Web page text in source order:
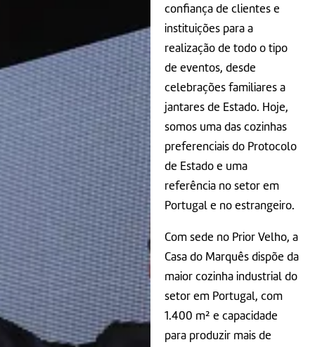
confiança de clientes e
instituições para a
realização de todo o tipo
de eventos, desde
celebrações familiares a
jantares de Estado. Hoje,
somos uma das cozinhas
preferenciais do Protocolo
de Estado e uma
referência no setor em
Portugal e no estrangeiro.
Com sede no Prior Velho, a
Casa do Marquês dispõe da
maior cozinha industrial do
setor em Portugal, com
1.400 m² e capacidade
para produzir mais de